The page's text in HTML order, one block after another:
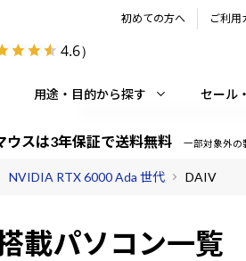
4.6）
初めての方へ ご利用
用途・目的から探す セール
ウスは3年保証で送料無料 一部対象外の
NVIDIA RTX 6000 Ada 世代 DAIV
載パソコン一覧